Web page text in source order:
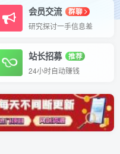
会员交流
群聊
研究探讨一手信息差
站长招募
推荐
24小时自动赚钱